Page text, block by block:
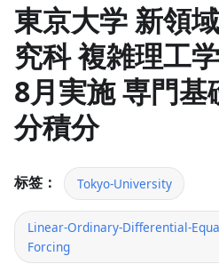
東京大学 新領
究科 複雑理工
8月実施 専門基
分積分
标签： Tokyo-University
Linear-Ordinary-Differential-
Forcing